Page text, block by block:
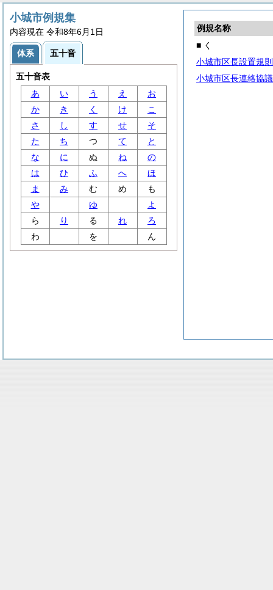
例規名称
■ く
小城市区長設置規則
小城市区長連絡協
小城市例規集
内容現在 令和8年6月1日
体系 五十音
五十音表
あ
い う え
お
か
き く け
こ
さ
し す せ
そ
た
ち つ て
と
な
に ぬ ね
の
は
ひ ふ へ
ほ
ま
み む め
も
や
ゆ
よ
ら
り る れ
ろ
わ
を ん